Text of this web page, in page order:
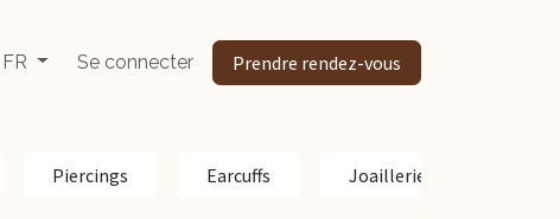
FR Se connecter Prendre rendez-vous
Piercings Earcuffs Joaillerie